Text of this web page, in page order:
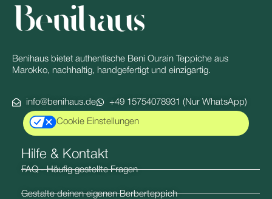
Benihaus bietet authentische Beni Ourain Teppiche aus
Marokko, nachhaltig, handgefertigt und einzigartig.
info@benihaus.de +49 15754078931 (Nur WhatsApp)
Cookie Einstellungen
Hilfe & Kontakt​
FAQ - Häufig gestellte Fragen
Gestalte deinen eigenen Berberteppich